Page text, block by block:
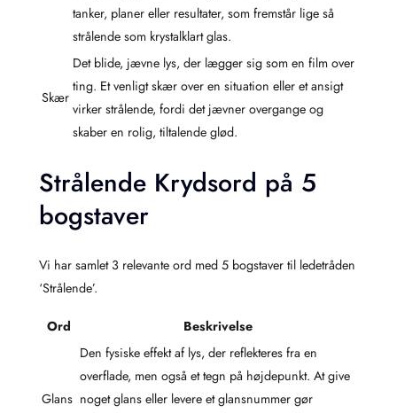
tanker, planer eller resultater, som fremstår lige så
strålende som krystalklart glas.
Skær
Det blide, jævne lys, der lægger sig som en film over
ting. Et venligt skær over en situation eller et ansigt
virker strålende, fordi det jævner overgange og
skaber en rolig, tiltalende glød.
Strålende Krydsord på 5
bogstaver
Vi har samlet 3 relevante ord med 5 bogstaver til ledetråden
‘Strålende’.
Ord Beskrivelse
Glans
Den fysiske effekt af lys, der reflekteres fra en
overflade, men også et tegn på højdepunkt. At give
noget glans eller levere et glansnummer gør